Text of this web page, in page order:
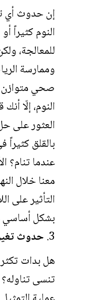
إن حدوث أي
النوم كثيراً
للمعالجة،
وممارسة
صحي
النوم، إلّا
العثور على
بالقلق
عندما تنام؟
معنا خلال
التأثير على
بشكل أساسي
حدوث
هل بدات
تنسى